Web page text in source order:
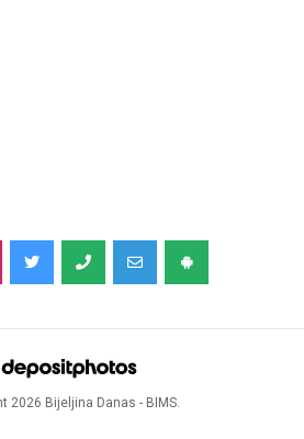
2026 Bijeljina Danas - BIMS.